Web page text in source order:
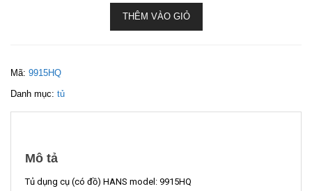
THÊM VÀO GIỎ
Mã: 9915HQ
Danh mục: tủ
Mô tả
Tủ dụng cụ (có đồ) HANS model: 9915HQ